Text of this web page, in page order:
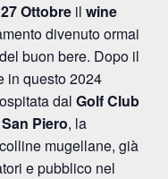
Ottobre il wine
divenuto ormai
buon bere. Dopo il
in questo 2024
dal Golf Club
Piero, la
mugellane, già
e pubblico nel